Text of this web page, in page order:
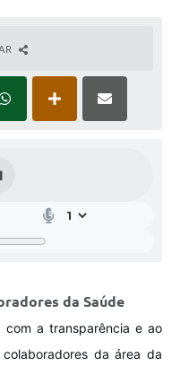
da Saúde
com a transparência e ao
da área da